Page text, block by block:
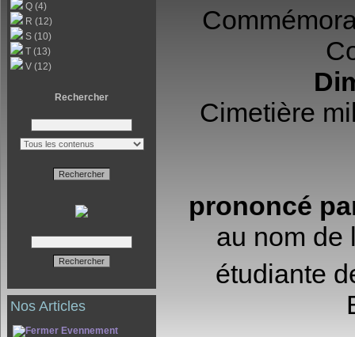
Q (4)
R (12)
S (10)
T (13)
V (12)
Rechercher
Nos Articles
Evennement
Cimetière
prononcé
au nom de
étudiante